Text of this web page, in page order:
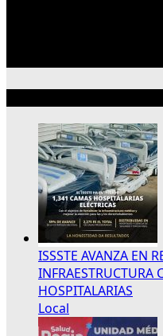
ISSSTE AVANZA EN
INFRAESTRUCTURA
HOSPITALARIAS
Local